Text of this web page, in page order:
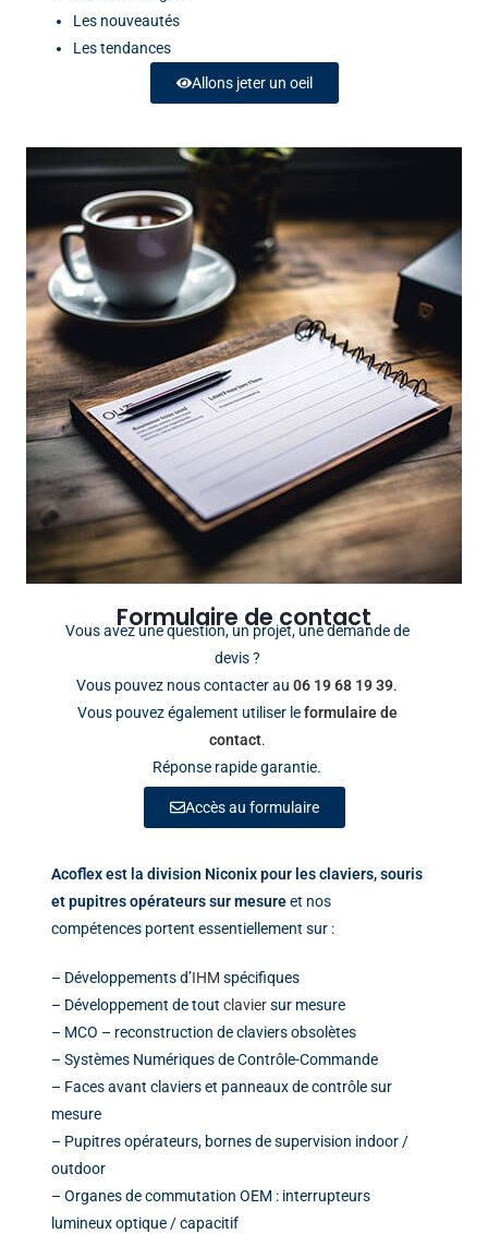
Les nouveautés
Les tendances
Allons jeter un oeil
Formulaire de contact
Vous avez une question, un projet, une demande de
devis ?
Vous pouvez nous contacter au 06 19 68 19 39.
Vous pouvez également utiliser leformulaire de
contact.
Réponse rapide garantie.
Accès au formulaire
Acoflex est la division Niconix pour les claviers, souris
et pupitres opérateurs sur mesureet nos
compétences portent essentiellement sur :
– Développements d’IHM spécifiques
– Développement de tout claviersur mesure
– MCO – reconstruction de claviers obsolètes
– Systèmes Numériques de Contrôle-Commande
– Faces avant claviers et panneaux de contrôle sur
mesure
– Pupitres opérateurs, bornes de supervision indoor /
outdoor
– Organes de commutation OEM : interrupteurs
lumineux optique / capacitif